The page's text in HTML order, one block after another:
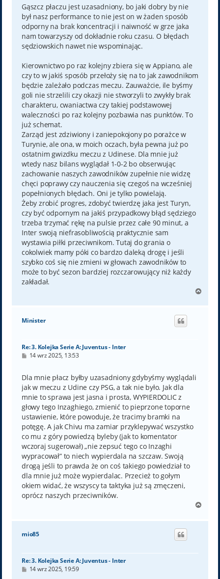
t
Gąszcz płaczu jest uzasadniony, bo jaki dobry by nie
był nasz performance to nie jest on w żaden sposób
odporny na brak koncentracji i naiwność w grze jaka
nam towarzyszy od dokładnie roku czasu. O błędach
sędziowskich nawet nie wspominając.
Kierownictwo po raz kolejny zbiera się w Appiano, ale
czy to w jakiś sposób przełoży się na to jak zawodnikom
będzie zależało podczas meczu. Zauważcie, ile byśmy
goli nie strzelili czy okazji nie stworzyli to zwykły brak
charakteru, cwaniactwa czy takiej podstawowej
waleczności po raz kolejny pozbawia nas punktów. To
już schemat.
Zarząd jest zdziwiony i zaniepokojony po porażce w
Turynie, ale ona, w moich oczach, była pewna już po
ostatnim gwizdku meczu z Udinese. Dla mnie już
wtedy nasz bilans wyglądał 1-0-2 bo obserwując
zachowanie naszych zawodników zupełnie nie widzę
chęci poprawy czy nauczenia się czegoś na wcześniej
popełnionych błędach. Oni je tylko powielają.
Żeby zrobić progres, zdobyć twierdzę jaka jest Turyn,
czy być odpornym na jakiś przypadkowy błąd sędziego
trzeba trzymać rękę na pulsie przez całe 90 minut, a
Inter swoją niefrasobliwością praktycznie sam
wystawia piłki przeciwnikom. Tutaj do grania o
cokolwiek mamy póki co bardzo daleką drogę i jeśli
szybko coś się nie zmieni w głowach zawodników to
może to być sezon bardziej rozczarowujący niż każdy
zakładał.
g
Minister
Re: 3. Kolejka Serie A: Juventus - Inter
P
t
14 wrz 2025, 13:53
Dla mnie płacz byłby uzasadniony gdybyśmy wyglądali
jak w meczu z Udine czy PSG, a tak nie było. Jak dla
mnie to sprawa jest jasna i prosta, WYPIERDOLIC z
głowy tego Inzaghiego, zmienić to pieprzone toporne
ustawienie, które powoduje, że tracimy bramki na
potęgę. A jak Chivu ma zamiar przyklepywać wszystko
co mu z góry powiedzą byleby (jak to komentator
wczoraj sugerował) „nie zepsuć tego co Inzaghi
wypracował” to niech wypierdala na szczaw. Swoją
drogą jeśli to prawda że on coś takiego powiedział to
dla mnie już może wypierdalac. Przecież to gołym
okiem widać, że wszyscy ta taktyka już są zmęczeni,
oprócz naszych przeciwników.
g
mio85
Re: 3. Kolejka Serie A: Juventus - Inter
P14 wrz 2025, 19:59